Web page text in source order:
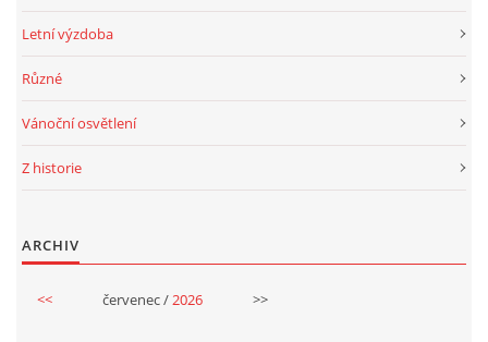
TRESTNÍ OZNÁMENÍ
Letní výzdoba
Různé
Vánoční osvětlení
Z historie
ARCHIV
<< červenec /2026 >>